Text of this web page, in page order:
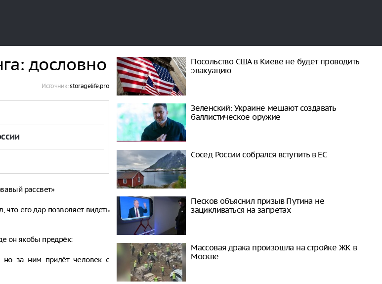
дословно
Источник:storagelife.pro
рассвет»
что его дар позволяет видеть
он якобы предрёк:
но за ним придёт человек с
Посольство США в Киеве не будет проводить
эвакуацию
Зеленский: Украине мешают создавать
баллистическое оружие
Сосед России собрался вступить в ЕС
Песков объяснил призыв Путина не
зацикливаться на запретах
Массовая драка произошла на стройке ЖК в
Москве